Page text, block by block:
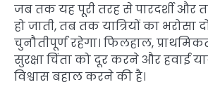
जब तक यह पूरी तरह से पारदर्शी और
हो जाती, तब तक यात्रियों का भरोसा
चुनौतीपूर्ण रहेगा। फिलहाल,
सुरक्षा चिंता को दूर करने और हवाई
विश्वास बहाल करने की है।